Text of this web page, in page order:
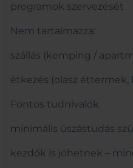
programok szervezését
Nem tartalmazza:
szállás (kemping /
étkezés (olasz éttermek,
Fontos tudnivalók
minimális úszástudás
kezdők is jöhetnek –